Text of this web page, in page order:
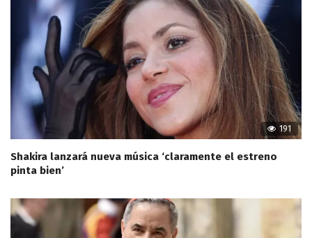
191
Shakira lanzará nueva música ‘claramente el estreno
pinta bien’